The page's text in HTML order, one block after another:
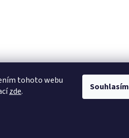
tohoto webu
zde. Souhlasím